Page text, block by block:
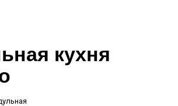
кухня